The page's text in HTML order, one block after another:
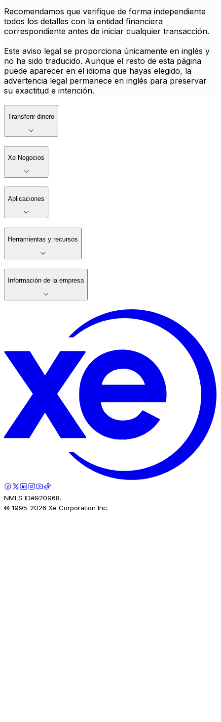
Recomendamos que verifique de forma independiente
todos los detalles con la entidad financiera
correspondiente antes de iniciar cualquier transacción.
Este aviso legal se proporciona únicamente en inglés y
no ha sido traducido. Aunque el resto de esta página
puede aparecer en el idioma que hayas elegido, la
advertencia legal permanece en inglés para preservar
su exactitud e intención.
Transferir dinero
Xe Negocios
Aplicaciones
Herramientas y recursos
Información de la empresa
NMLS ID#920968.
© 1995-2026 Xe Corporation Inc.